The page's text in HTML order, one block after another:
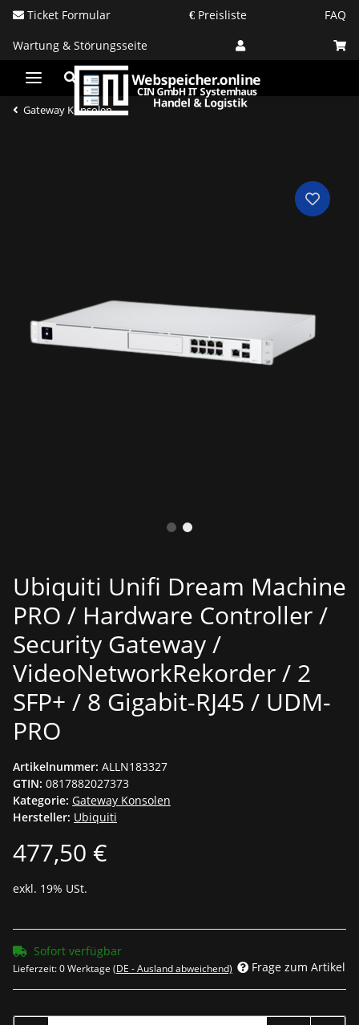
Ticket Formular Preisliste
FAQ
Wartung & Störungsseite
Gateway Konsolen
Ubiquiti Unifi Dream Machine
PRO / Hardware Controller /
Security Gateway /
VideoNetworkRekorder / 2
SFP+ / 8 Gigabit-RJ45 / UDM-
PRO
Artikelnummer: ALLN183327
GTIN: 0817882027373
Kategorie: Gateway Konsolen
Hersteller: Ubiquiti
477,50 €
exkl. 19% USt.
Sofort verfügbar
Lieferzeit:0 Werktage (DE - Ausland abweichend) Frage zum Artikel